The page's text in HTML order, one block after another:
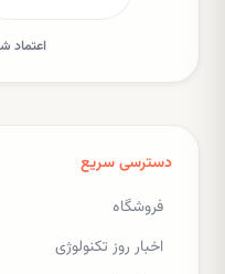
اعتماد
دسترسی سریع
فروشگاه
اخبار روز تکنولوژی